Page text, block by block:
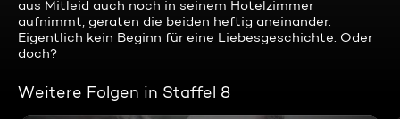
aus Mitleid auch noch in seinem Hotelzimmer
aufnimmt, geraten die beiden heftig aneinander.
Eigentlich kein Beginn für eine Liebesgeschichte. Oder
doch?
Weitere Folgen in Staffel 8